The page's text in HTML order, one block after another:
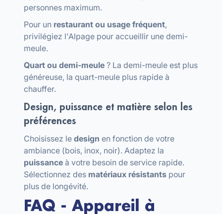
personnes maximum.
Pour un restaurant ou usage fréquent,
privilégiez l'Alpage pour accueillir une demi-
meule.
Quart ou demi-meule ? La demi-meule est plus
généreuse, la quart-meule plus rapide à
chauffer.
Design, puissance et matière selon les
préférences
Choisissez le design en fonction de votre
ambiance (bois, inox, noir). Adaptez la
puissance à votre besoin de service rapide.
Sélectionnez des matériaux résistants pour
plus de longévité.
FAQ - Appareil à